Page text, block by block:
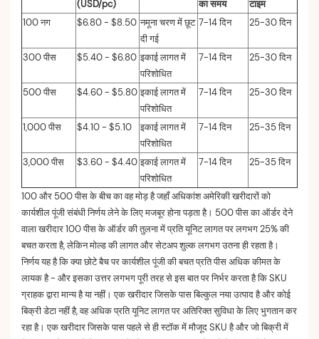
(USD/pc) का समय
टाइम
100 नग
$6.80 - $8.50 नमूना चरण में छूट
दी गई
7-14 दिन 25-30 दिन
300 पीस $5.40 - $6.80 इकाई लागत में
परिशोधित
7-14 दिन 25-30 दिन
500 पीस $4.60 - $5.80 इकाई लागत में
परिशोधित
7-14 दिन 25-30 दिन
1,000 पीस $4.10 - $5.10
इकाई लागत में
परिशोधित
7-14 दिन 25-35 दिन
3,000 पीस $3.60 - $4.40 इकाई लागत में
परिशोधित
7-14 दिन 25-35 दिन
100 और 500 पीस के बीच का वह मोड़ है जहाँ अधिकांश अमेरिकी खरीदारों को
कार्यशील पूंजी संबंधी निर्णय लेने के लिए मजबूर होना पड़ता है। 500 पीस का ऑर्डर देने
वाला खरीदार 100 पीस के ऑर्डर की तुलना में प्रति यूनिट लागत पर लगभग 25% की
बचत करता है, लेकिन मोल्ड की लागत और सेटअप शुल्क लगभग उतना ही रहता है।
निर्णय यह है कि क्या छोटे बैच पर कार्यशील पूंजी की बचत प्रति पीस अधिक कीमत के
लायक है - और इसका उत्तर लगभग पूरी तरह से इस बात पर निर्भर करता है कि SKU
ग्राहक द्वारा मान्य है या नहीं। एक खरीदार जिसके पास बिल्कुल नया उत्पाद है और कोई
बिक्री डेटा नहीं है, वह अधिक प्रति यूनिट लागत पर अतिरिक्त सुविधा के लिए भुगतान कर
रहा है। एक खरीदार जिसके पास पहले से ही स्टॉक में मौजूद SKU है और जो बिक्री में